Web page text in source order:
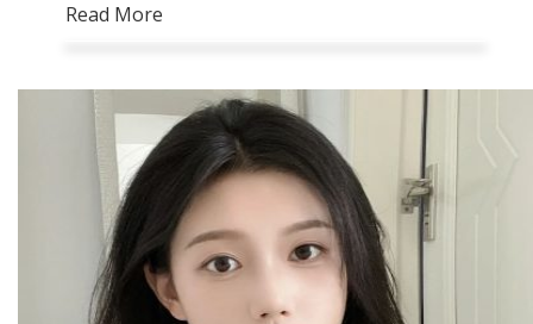
Read More